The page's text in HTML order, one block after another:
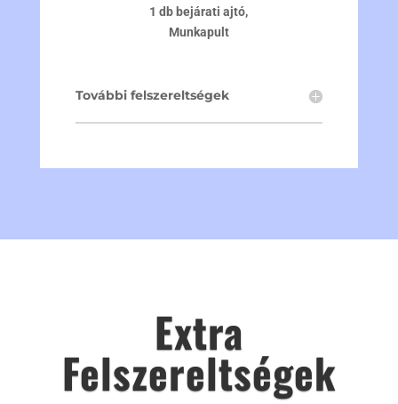
1 db bejárati ajtó,
Munkapult
További felszereltségek
Extra
Felszereltségek